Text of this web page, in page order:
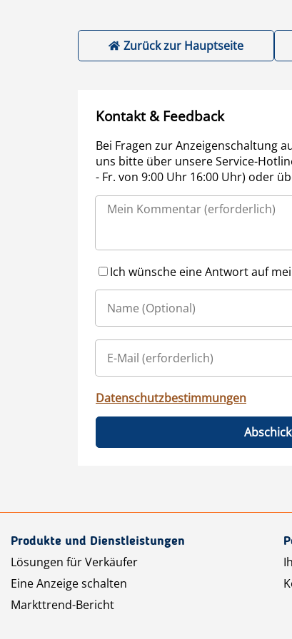
Zurück zur Hauptseite
Kontakt & Feedback
Bei Fragen zur Anzeigenschaltung
uns bitte über unsere Service-
- Fr. von 9:00 Uhr 16:00 Uhr) oder
Ich wünsche eine Antwort auf
Datenschutzbestimmungen
Produkte und Dienstleistungen
Lösungen für Verkäufer
Eine Anzeige schalten
Markttrend-Bericht